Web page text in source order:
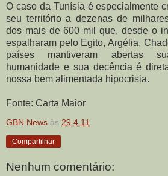
O caso da Tunísia é especialmente
seu território a dezenas de
dos mais de 600 mil que, desde o
espalharam pelo Egito, Argélia,
países mantiveram abertas
humanidade e sua decência é
nossa bem alimentada hipocrisia.
Fonte: Carta Maior
GBN News às 29.4.11
Compartilhar
Nenhum comentário: